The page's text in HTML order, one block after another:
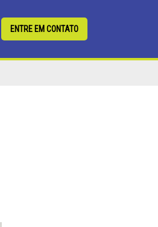
ENTRE EM CONTATO